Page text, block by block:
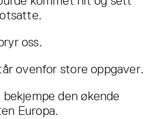
oss.
ovenfor store oppgaver.
den økende
Europa.